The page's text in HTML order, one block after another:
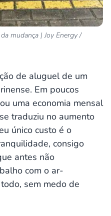
mudança | Joy Energy /
de aluguel de um
Em poucos
uma economia mensal
traduziu no aumento
único custo é o
consigo
antes não
com o ar-
sem medo de